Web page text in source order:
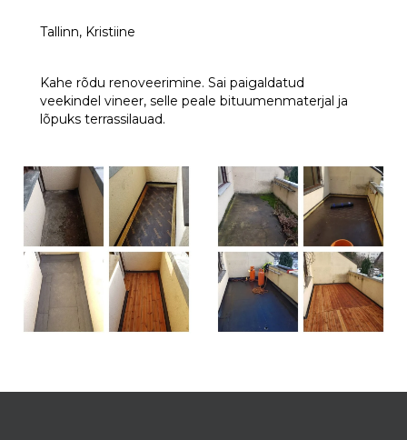
Tallinn, Kristiine
Kahe rõdu renoveerimine. Sai paigaldatud
veekindel vineer, selle peale bituumenmaterjal ja
lõpuks terrassilauad.